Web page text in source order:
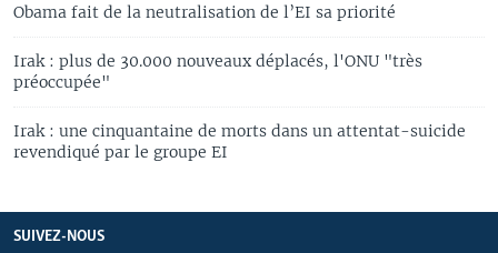
Obama fait de la neutralisation de l’EI sa priorité
Irak : plus de 30.000 nouveaux déplacés, l'ONU "très
préoccupée"
Irak : une cinquantaine de morts dans un attentat-suicide
revendiqué par le groupe EI
SUIVEZ-NOUS